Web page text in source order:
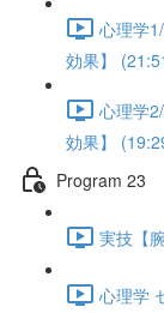
心理学
効果】
心理学
効果】
Program 23
実技【
心理学